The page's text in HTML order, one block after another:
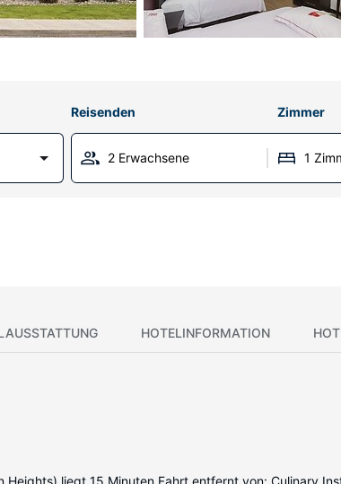
Reisenden Zimmer
2 Erwachsene 1
HOTELINFORMATION
Heights) liegt 15 Minuten Fahrt entfernt von: Culinary